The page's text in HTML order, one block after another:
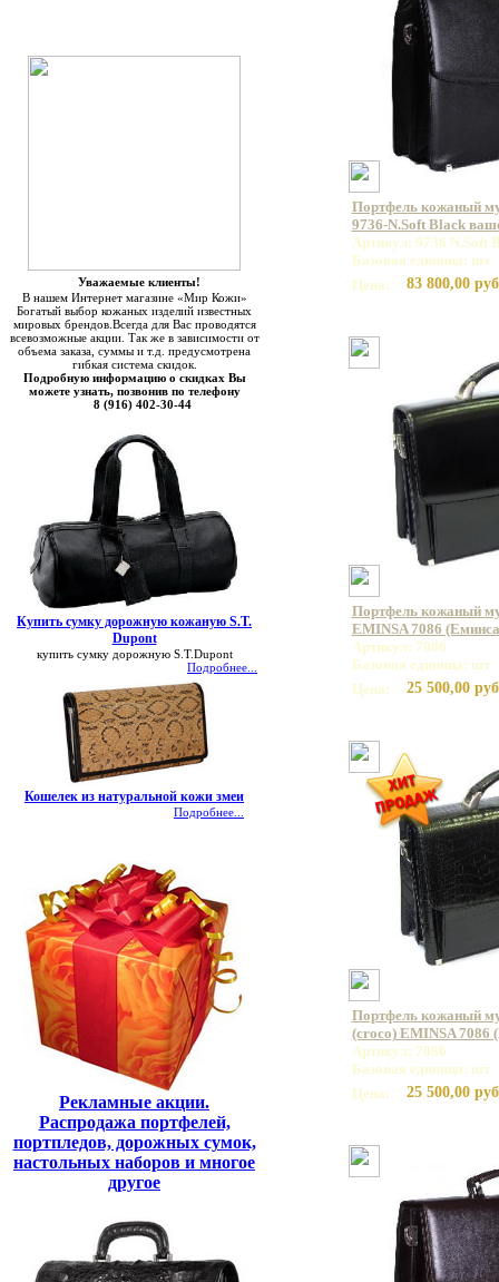
Уважаемые клиенты!
В нашем Интернет магазине «Мир Кожи»
Богатый выбор кожаных изделий известных
мировых брендов.Всегда для Вас проводятся
всевозможные акции. Так же в зависимости от
объема заказа, суммы и т.д. предусмотрена
гибкая система скидок.
Подробную информацию о скидках Вы
можете узнать, позвонив по телефону
8 (916) 402-30-44
Купить сумку дорожную кожаную S.T.
Dupont
купить сумку дорожную S.T.Dupont
Подробнее...
Кошелек из натуральной кожи змеи
Подробнее...
Рекламные акции.
Распродажа портфелей,
портпледов, дорожных сумок,
настольных наборов и многое
другое
Портфель кожаный
9736-N.Soft Black
Артикул: 9736 N.Soft
Базовая единица: шт
Цена:
83 800,00
Портфель кожаный
EMINSA 7086
Артикул: 7086
Базовая единица: шт
Цена:
25 500,00
Портфель кожаный
(croco) EMINSA 7086
Артикул: 7086
Базовая единица: шт
Цена:
25 500,00